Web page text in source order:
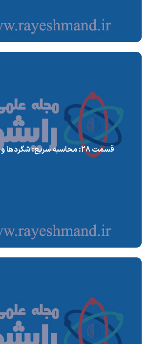
قسمت 28: محاسبه سریع: شگردها و شیوه ها